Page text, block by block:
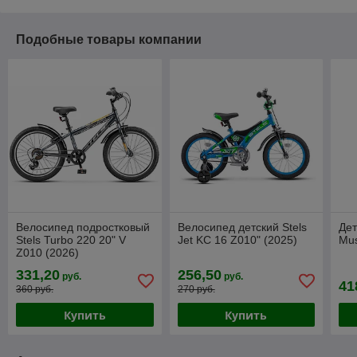
Подобные товары компании
Велосипед подростковый
Stels Turbo 220 20" V
Z010 (2026)
331,20 руб.
360 руб.
Купить
Велосипед детский Stels
Jet KC 16 Z010" (2025)
256,50руб.
270 руб.
Купить